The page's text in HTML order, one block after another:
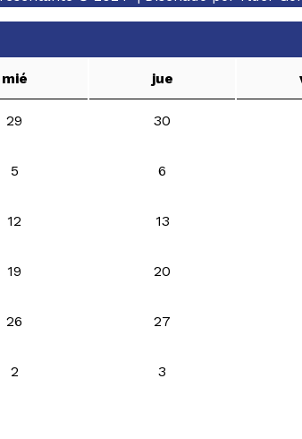
mié jue
29 30
5 6
12 13
19 20
26 27
2 3